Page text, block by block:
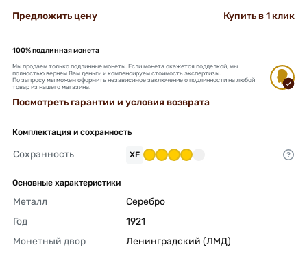
Предложить цену Купить в 1 клик
100% подлинная монета
Мы продаем только подлинные монеты. Если монета окажется подделкой, мы
полностью вернем Вам деньги и компенсируем стоимость экспертизы.
По запросу мы можем оформить независимое заключение о подлинности на любой
товар из нашего магазина.
Посмотреть гарантии и условия возврата
Комплектация и сохранность
Сохранность XF
Основные характеристики
Металл
Серебро
Год
1921
Монетный двор
Ленинградский (ЛМД)